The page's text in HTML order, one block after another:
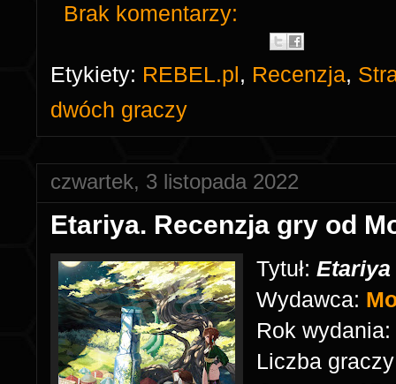
Brak komentarzy:
Etykiety: REBEL.pl, Recenzja,
dwóch graczy
czwartek, 3 listopada 2022
Etariya. Recenzja gry od
Tytuł: Etariya
Wydawca:
Rok wydania:
Liczba